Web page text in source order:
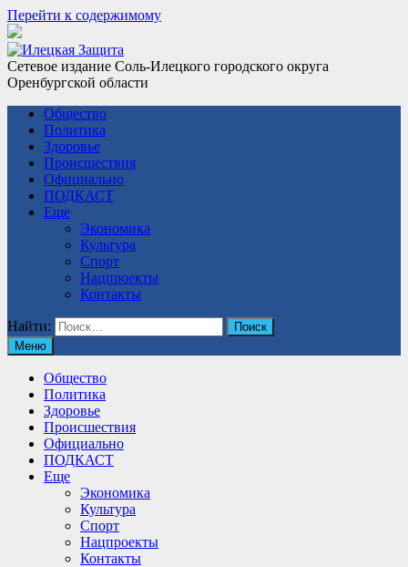
Перейти к содержимому
Сетевое издание Соль-Илецкого городского округа
Оренбургской области
Общество
Политика
Здоровье
Происшествия
Официально
ПОДКАСТ
Еще
Экономика
Культура
Спорт
Нацпроекты
Контакты
Найти:
Меню
Общество
Политика
Здоровье
Происшествия
Официально
ПОДКАСТ
Еще
Экономика
Культура
Спорт
Нацпроекты
Контакты